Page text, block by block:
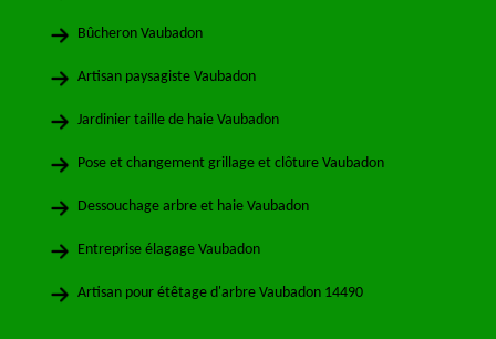
Bûcheron Vaubadon
Artisan paysagiste Vaubadon
Jardinier taille de haie Vaubadon
Pose et changement grillage et clôture Vaubadon
Dessouchage arbre et haie Vaubadon
Entreprise élagage Vaubadon
Artisan pour étêtage d'arbre Vaubadon 14490